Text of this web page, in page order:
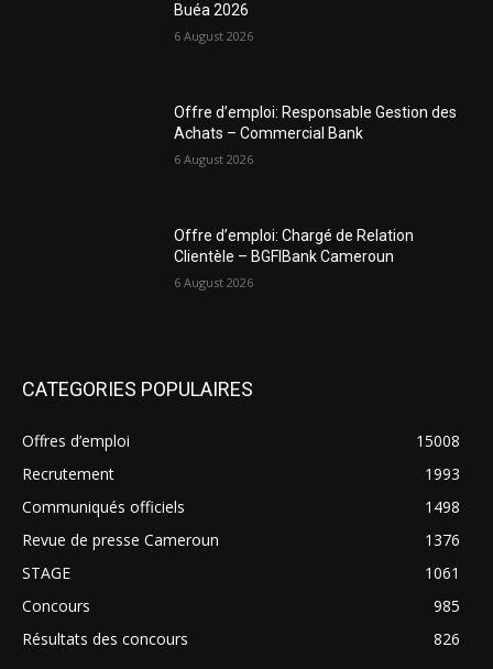
Buéa 2026
6 August 2026
Offre d’emploi: Responsable Gestion des
Achats – Commercial Bank
6 August 2026
Offre d’emploi: Chargé de Relation
Clientèle – BGFIBank Cameroun
6 August 2026
CATEGORIES POPULAIRES
Offres d’emploi
15008
Recrutement
1993
Communiqués officiels
1498
Revue de presse Cameroun
1376
STAGE
1061
Concours
985
Résultats des concours
826